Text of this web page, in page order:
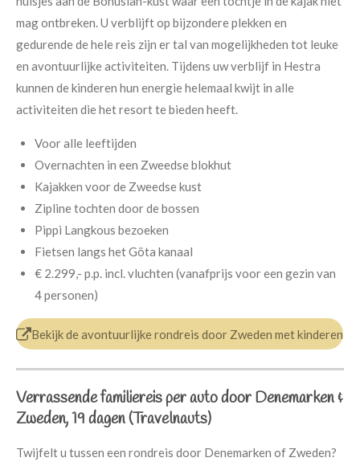
mag ontbreken. U verblijft op bijzondere plekken en
gedurende de hele reis zijn er tal van mogelijkheden tot leuke
en avontuurlijke activiteiten. Tijdens uw verblijf in Hestra
kunnen de kinderen hun energie helemaal kwijt in alle
activiteiten die het resort te bieden heeft.
Voor alle leeftijden
Overnachten in een Zweedse blokhut
Kajakken voor de Zweedse kust
Zipline tochten door de bossen
Pippi Langkous bezoeken
Fietsen langs het Göta kanaal
€ 2.299,- p.p.incl. vluchten (vanafprijs voor een gezin van
4 personen)
Bekijk de avontuurlijke rondreis door Zweden met kinderen
Verrassende familiereis per auto door Denemarken &
Zweden, 19 dagen (Travelnauts)
Twijfelt u tussen een rondreis door Denemarken of Zweden?